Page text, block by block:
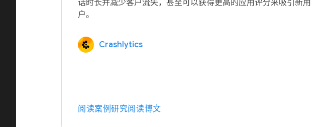
话时长并减少客户流失，甚至可以获得更高的应用评分来吸引新用
Crashlytics
阅读案例研究阅读博文